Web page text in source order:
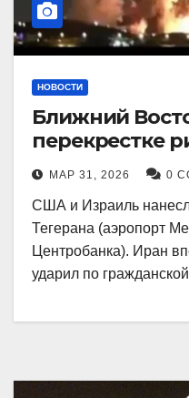
НОВОСТИ
Ближний
перекрестке
МАР 31, 2026 0
США и Израиль
Тегерана (аэропорт
Центробанка). Иран
ударил по